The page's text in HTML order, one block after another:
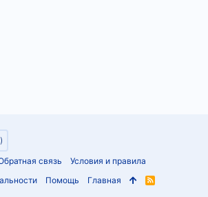
связь
Условия и правила
Помощь Главная
R